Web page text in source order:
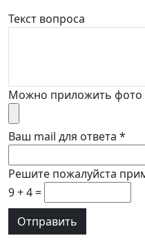
Текст вопроса
Можно приложить фото
Ваш mail для ответа *
Решите пожалуйста
9 + 4 =